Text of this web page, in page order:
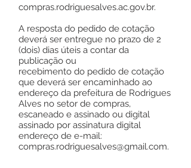
compras.rodriguesalves.ac.gov.br.
A resposta do pedido de cotação
deverá ser entregue no prazo de 2
(dois) dias úteis a contar da
publicação ou
recebimento do pedido de cotação
que deverá ser encaminhado ao
endereço da prefeitura de Rodrigues
Alves no setor de compras,
escaneado e assinado ou digital
assinado por assinatura digital
endereço de e-mail:
compras.rodriguesalves@gmail.com.